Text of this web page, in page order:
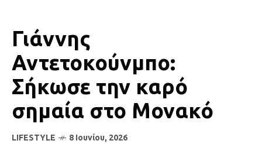
Γιάννης
Αντετοκούνμπο:
Σήκωσε την καρό
σημαία στο Μονακό
LIFESTYLE 8 Ιουνίου, 2026